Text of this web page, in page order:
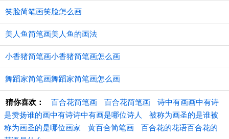
笑脸简笔画笑脸怎么画
美人鱼简笔画美人鱼的画法
小香猪简笔画小香猪简笔画怎么画
舞蹈家简笔画舞蹈家简笔画怎么画
猜你喜欢： 百合花简笔画 百合花简笔画
诗中有画画中有诗
是赞扬谁的画中有诗诗中有画是哪位诗人
被称为画圣的是谁被
称为画圣的是哪位画家
黄百合简笔画
百合花的花语百合花的